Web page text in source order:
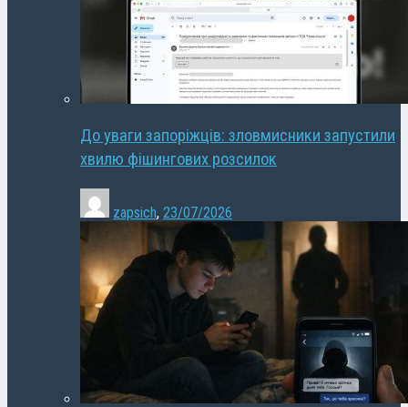
До уваги запоріжців: зловмисники запустили
хвилю фішингових розсилок
zapsich, 23/07/2026